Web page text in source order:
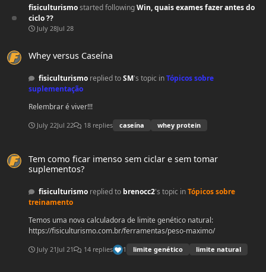
fisiculturismostarted followingWin, quais exames fazer antes do
ciclo ??
July 28Jul 28
Whey versus Caseína
fisiculturismo replied toSM's topic inTópicos sobre
suplementação
Relembrar é viver!!!
July 22Jul 22 18 replies caseína whey protein
Tem como ficar imenso sem ciclar e sem tomar
suplementos?
fisiculturismo replied to brenocc2's topic inTópicos sobre
treinamento
Temos uma nova calculadora de limite genético natural:
https://fisiculturismo.com.br/ferramentas/peso-maximo/
July 21 Jul 21 14 replies 1 limite genético limite natural